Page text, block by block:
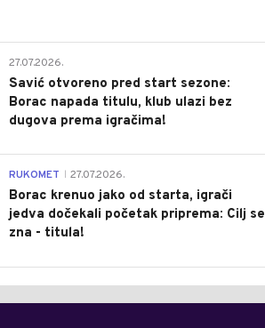
27.07.2026.
Savić otvoreno pred start sezone:
Borac napada titulu, klub ulazi bez
dugova prema igračima!
RUKOMET 27.07.2026.
Borac krenuo jako od starta, igrači
jedva dočekali početak priprema: Cilj se
zna - titula!